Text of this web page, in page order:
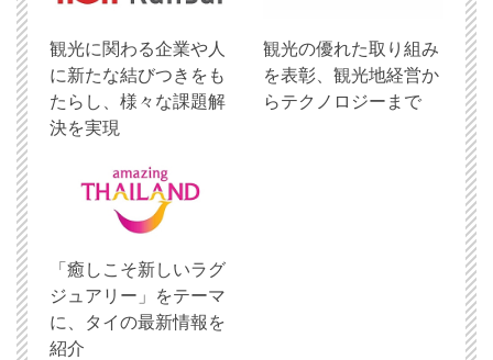
観光に関わる企業や人
に新たな結びつきをも
たらし、様々な課題解
決を実現
観光の優れた取り組み
を表彰、観光地経営か
らテクノロジーまで
「癒しこそ新しいラグ
ジュアリー」をテーマ
に、タイの最新情報を
紹介